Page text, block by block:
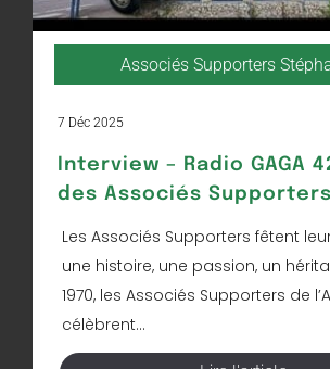
Associés Supporters
7 Déc 2025
Interview – Radio GAGA
des Associés Supporters
Les Associés Supporters fêtent
une histoire, une passion, un
1970, les Associés Supporters de
célèbrent...